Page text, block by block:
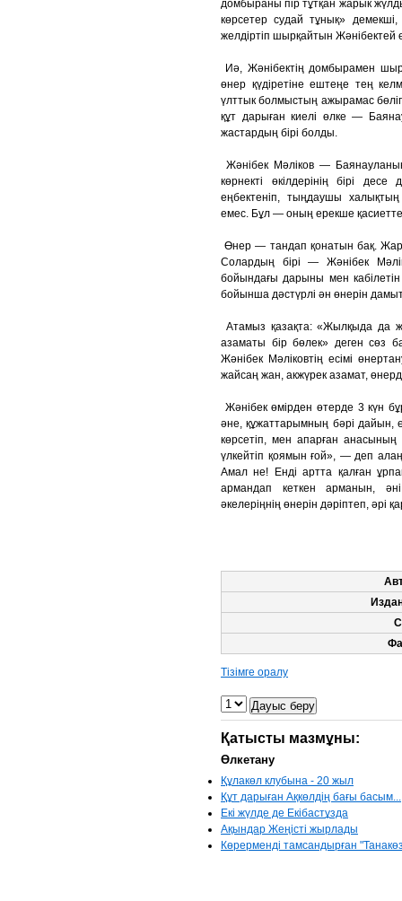
домбыраны пір тұтқан жарык
көрсетер судай тұнық»
желдіртіп шырқайтын Жәнібектей
Иә, Жәнібектің домбырамен
өнер қүдіретіне ештеңе тең
үлттык болмыстың ажырамас
құт дарыған киелі өлке —
жастардың бірі болды.
Жәнібек Мәліков —
көрнекті өкілдерінің бірі
еңбектеніп, тыңдаушы халықтың
емес. Бұл — оның ерекше
Өнер — тандап қонатын бақ.
Солардың бірі — Жәнібек
бойындағы дарыны мен
бойынша дәстүрлі ән өнерін
Атамыз қазақта: «Жылқыда да
азаматы бір бөлек» деген сөз
Жәнібек Мәліковтің есімі
жайсаң жан, акжүрек азамат,
Жәнібек өмірден өтерде 3 күн
әне, құжаттарымның бәрі дайын,
көрсетіп, мен апарған
үлкейтіп қоямын ғой», — деп
Амал не! Енді артта қалған
армандап кеткен арманын,
әкелеріңнің өнерін дәріптеп, әрі
Тізімге оралу
Қатысты мазмұны:
Өлкетану
Құлакөл клубына - 20 жыл
Құт дарыған Ақкөлдің бағы басым...
Екі жүлде де Екібастұзда
Ақындар Жеңісті жырлады
Көрерменді тамсандырған